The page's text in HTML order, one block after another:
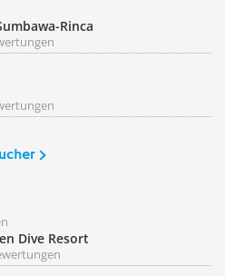
Rinca
Dive Resort